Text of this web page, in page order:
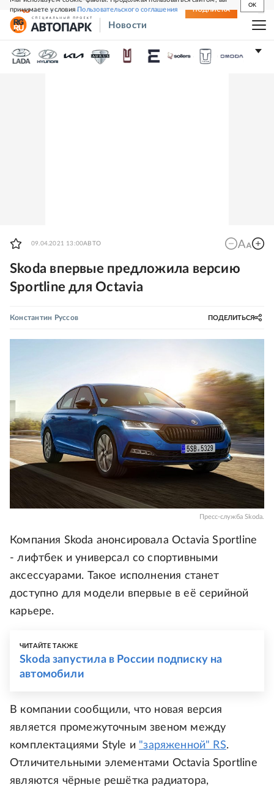
принимаете условияПользовательского соглашения
OK
СВЕЖИЙ НОМЕР ПОДПИСКА
Новости
09.04.2021 13:00АВТО
Skoda впервые предложила версию
Sportline для Octavia
Константин Руссов ПОДЕЛИТЬСЯ
Пресс-служба Skoda.
Компания Skoda анонсировала Octavia Sportline
- лифтбек и универсал со спортивными
аксессуарами. Такое исполнения станет
доступно для модели впервые в её серийной
карьере.
ЧИТАЙТЕ ТАКЖЕ
Skoda запустила в России подписку на
автомобили
В компании сообщили, что новая версия
является промежуточным звеном между
комплектациями Style и "заряженной" RS.
Отличительными элементами Octavia Sportline
являются чёрные решётка радиатора,